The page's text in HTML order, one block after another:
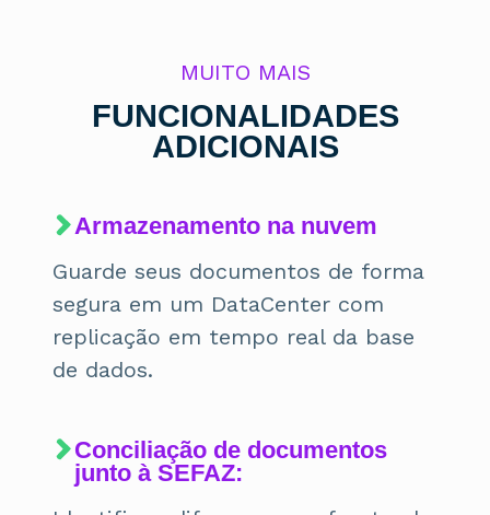
MUITO MAIS
FUNCIONALIDADES
ADICIONAIS
Armazenamento na nuvem
Guarde seus documentos de forma
segura em um DataCenter com
replicação em tempo real da base
de dados.
Conciliação de documentos
junto à SEFAZ: